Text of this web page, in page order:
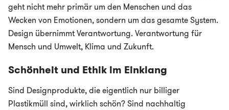
geht nicht mehr primär um den Menschen und das
Wecken von Emotionen, sondern um das gesamte System.
Design übernimmt Verantwortung. Verantwortung für
Mensch und Umwelt, Klima und Zukunft.
Schönheit und Ethik im Einklang
Sind Designprodukte, die eigentlich nur billiger
Plastikmüll sind, wirklich schön? Sind nachhaltig